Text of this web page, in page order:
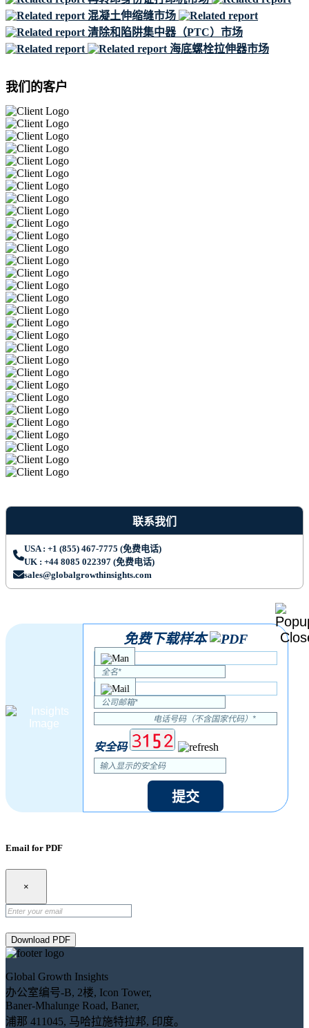
混凝土伸缩缝市场
清除和陷阱集中器（PTC）市场
海底螺栓拉伸器市场
我们的客户
联系我们
USA : +1 (855) 467-7775 (免费电话)
UK : +44 8085 022397 (免费电话)
sales@globalgrowthinsights.com
免费下载样本
安全码
提交
Email for PDF
×
Download PDF
Global Growth Insights
办公室编号-B, 2楼, Icon Tower,
Baner-Mhalunge Road, Baner,
浦那 411045, 马哈拉施特拉邦, 印度。